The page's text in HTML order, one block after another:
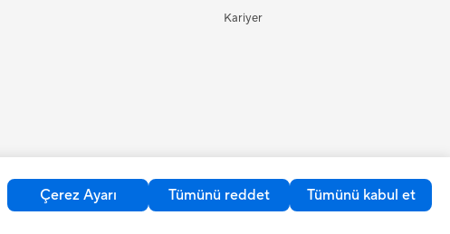
Çerez Ayarı Tümünü reddet Tümünü kabul et
Kariyer